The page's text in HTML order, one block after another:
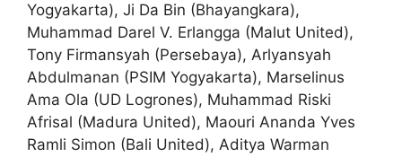
Yogyakarta), Ji Da Bin (Bhayangkara),
Muhammad Darel V. Erlangga (Malut United),
Tony Firmansyah (Persebaya), Arlyansyah
Abdulmanan (PSIM Yogyakarta), Marselinus
Ama Ola (UD Logrones), Muhammad Riski
Afrisal (Madura United), Maouri Ananda Yves
Ramli Simon (Bali United), Aditya Warman